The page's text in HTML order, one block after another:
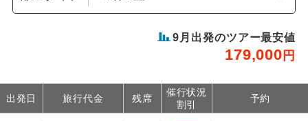
9 月出発のツアー最安値
179,000 円
出発日 旅行代金 残席
催行状況
割引
予約